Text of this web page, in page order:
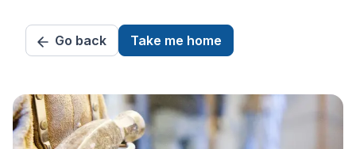
Go back Take me home